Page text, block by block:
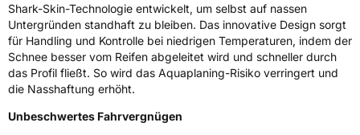
3PMSF / Schneeflockensymbol / Alpine-SymbolJa
Eisgrip Nein
EPREL ID558353
Allgemeine Produktsicherheit (GPSR)
Shark-Skin-Technologie entwickelt, um selbst auf nassen
Untergründen standhaft zu bleiben. Das innovative Design sorgt
für Handling und Kontrolle bei niedrigen Temperaturen, indem der
Schnee besser vom Reifen abgeleitet wird und schneller durch
das Profil fließt. So wird das Aquaplaning-Risiko verringert und
die Nasshaftung erhöht.
Unbeschwertes Fahrvergnügen